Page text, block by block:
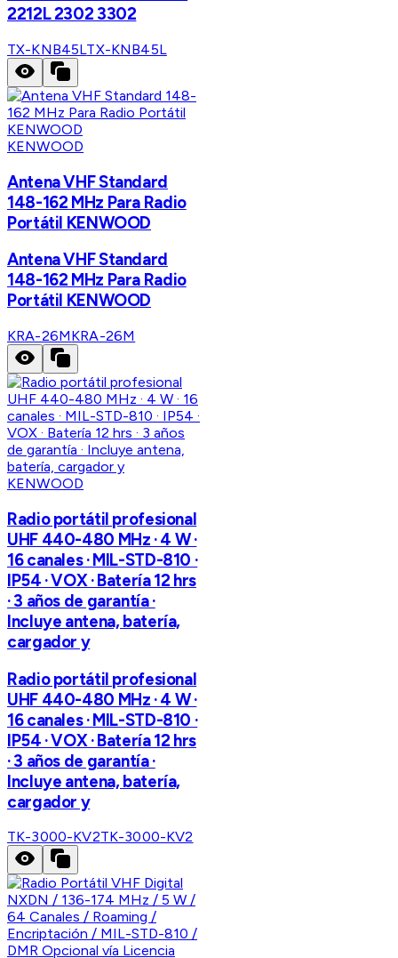
2212L 2302 3302
TX-KNB45LTX-KNB45L
KENWOOD
Antena VHF Standard
148-162 MHz Para Radio
Portátil KENWOOD
Antena VHF Standard
148-162 MHz Para Radio
Portátil KENWOOD
KRA-26MKRA-26M
KENWOOD
Radio portátil profesional
UHF 440-480 MHz · 4 W ·
16 canales · MIL-STD-810 ·
IP54 · VOX · Batería 12 hrs
· 3 años de garantía ·
Incluye antena, batería,
cargador y
Radio portátil profesional
UHF 440-480 MHz · 4 W ·
16 canales · MIL-STD-810 ·
IP54 · VOX · Batería 12 hrs
· 3 años de garantía ·
Incluye antena, batería,
cargador y
TK-3000-KV2TK-3000-KV2